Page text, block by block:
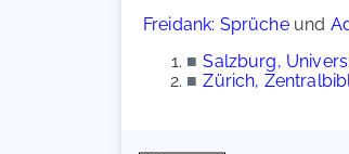
Freidank: Sprücheund
■ Salzburg,
■ Zürich,